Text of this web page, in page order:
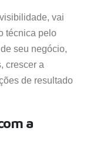
vai
técnica pelo
seu negócio,
crescer a
de resultado
a